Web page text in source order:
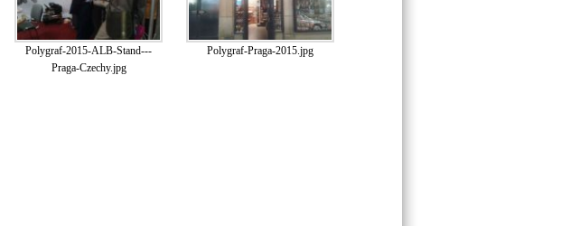
Polygraf-2015-ALB-Stand---
Praga-Czechy.jpg
Polygraf-Praga-2015.jpg